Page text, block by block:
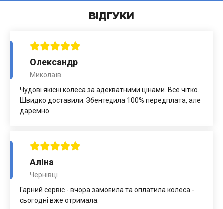
ВІДГУКИ
Олександр
Миколаїв
Чудові якісні колеса за адекватними цінами. Все чітко.
Швидко доставили. Збентедила 100% передплата, але
даремно.
Аліна
Чернівці
Гарний сервіс - вчора замовила та оплатила колеса -
сьогодні вже отримала.